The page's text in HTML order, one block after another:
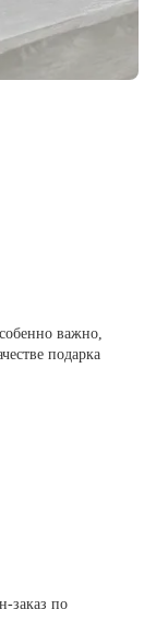
важно,
подарка
заказ по